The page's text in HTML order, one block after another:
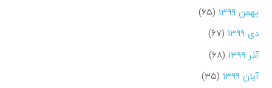
بهمن ۱۳۹۹
(۶۵)
دی ۱۳۹۹
(۶۷)
آذر ۱۳۹۹
(۶۸)
آبان ۱۳۹۹
(۳۵)